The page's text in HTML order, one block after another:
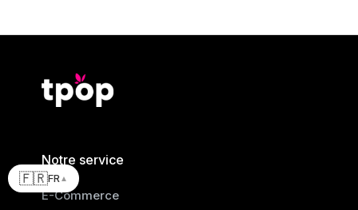
Notre service
E-Commerce
🇫🇷FR ▲